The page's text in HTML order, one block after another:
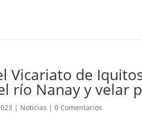
Vicariato de
río Nanay y velar
| Noticias |0 Comentarios